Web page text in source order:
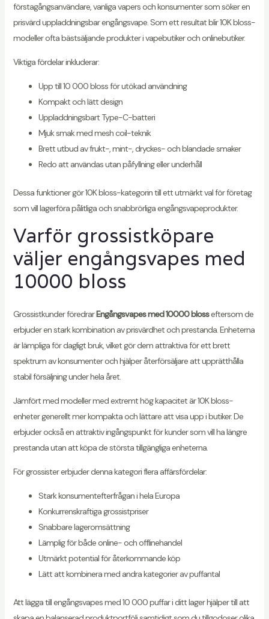
förstagångsanvändare, vanliga vapers och konsumenter som söker en
prisvärd uppladdningsbar engångsvape. Som ett resultat blir 10K bloss-
modeller ofta bästsäljande produkter i vapebutiker och onlinebutiker.
Viktiga fördelar inkluderar:
Upp till 10 000 bloss för utökad användning
Kompakt och lätt design
Uppladdningsbart Type-C-batteri
Mjuk smak med mesh coil-teknik
Brett utbud av frukt-, mint-, dryckes- och blandade smaker
Redo att användas utan påfyllning eller underhåll
Dessa funktioner gör 10K bloss-kategorin till ett utmärkt val för företag
som vill lagerföra pålitliga och snabbrörliga engångsvapeprodukter.
Varför grossistköpare
väljer engångsvapes med
10000 bloss
Grossistkunder föredrarEngångsvapes med 10000 blosseftersom de
erbjuder en stark kombination av prisvärdhet och prestanda. Enheterna
är lämpliga för dagligt bruk, vilket gör dem attraktiva för ett brett
spektrum av konsumenter och hjälper återförsäljare att upprätthålla
stabil försäljning under hela året.
Jämfört med modeller med extremt hög kapacitet är 10K bloss-
enheter generellt mer kompakta och lättare att visa upp i butiker. De
erbjuder också en attraktiv ingångspunkt för kunder som vill ha längre
prestanda utan att köpa de största tillgängliga enheterna.
För grossister erbjuder denna kategori flera affärsfördelar:
Stark konsumentefterfrågan i hela Europa
Konkurrenskraftiga grossistpriser
Snabbare lageromsättning
Lämplig för både online- och offlinehandel
Utmärkt potential för återkommande köp
Lätt att kombinera med andra kategorier av puffantal
Att lägga till engångsvapes med 10 000 puffar i ditt lager hjälper till att